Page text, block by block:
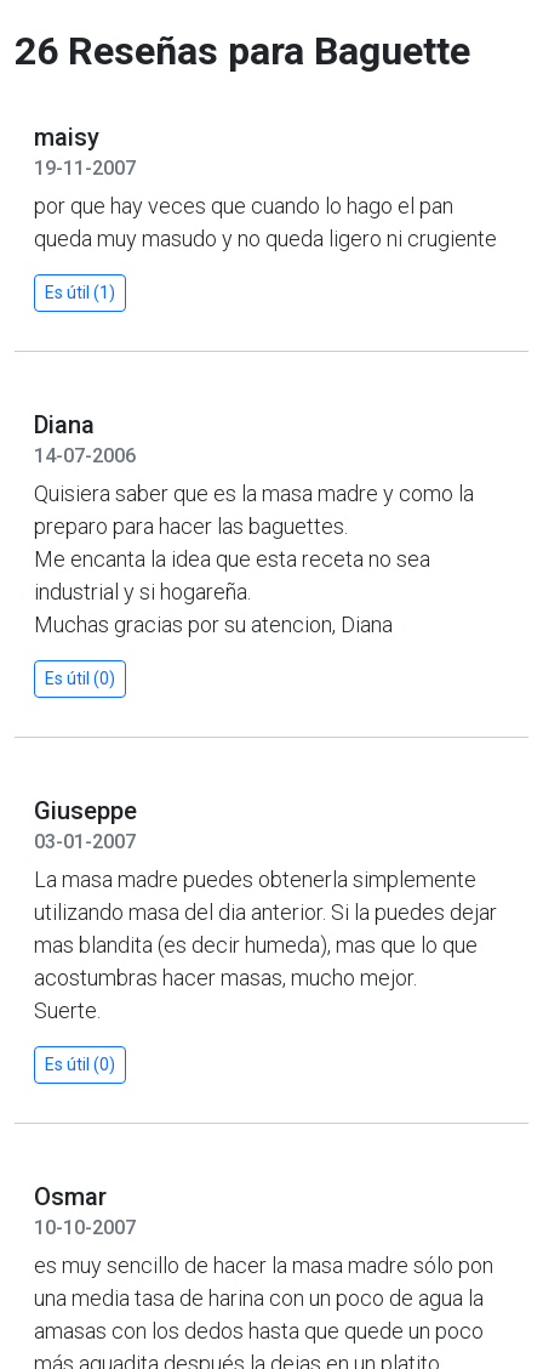
26 Reseñas para Baguette
maisy
19-11-2007
por que hay veces que cuando lo hago el pan
queda muy masudo y no queda ligero ni crugiente
Es útil (1)
Diana
14-07-2006
Quisiera saber que es la masa madre y como la
preparo para hacer las baguettes.
Me encanta la idea que esta receta no sea
industrial y si hogareña.
Muchas gracias por su atencion, Diana
Es útil (0)
Giuseppe
03-01-2007
La masa madre puedes obtenerla simplemente
utilizando masa del dia anterior. Si la puedes dejar
mas blandita (es decir humeda), mas que lo que
acostumbras hacer masas, mucho mejor.
Suerte.
Es útil (0)
Osmar
10-10-2007
es muy sencillo de hacer la masa madre sólo pon
una media tasa de harina con un poco de agua la
amasas con los dedos hasta que quede un poco
más aguadita después la dejas en un platito